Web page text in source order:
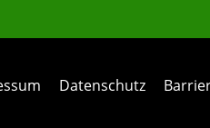
Datenschutz